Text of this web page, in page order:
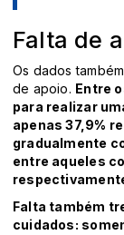
Falta de
Os dados
de apoio. Entre
para realizar
apenas 37,9%
gradualmente
entre aqueles
Falta também
cuidados: